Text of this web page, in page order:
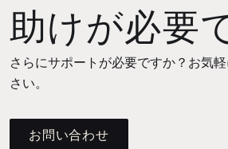
助けが必要
さらにサポートが必要ですか？お気
さい。
お問い合わせ